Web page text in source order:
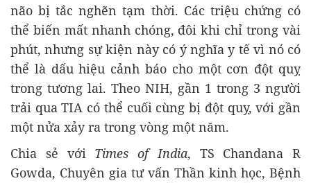
não bị tắc nghẽn tạm thời. Các triệu chứng có
thể biến mất nhanh chóng, đôi khi chỉ trong vài
phút, nhưng sự kiện này có ý nghĩa y tế vì nó có
thể là dấu hiệu cảnh báo cho một cơn đột quỵ
trong tương lai. Theo NIH, gần 1 trong 3 người
trải qua TIA có thể cuối cùng bị đột quỵ, với gần
một nửa xảy ra trong vòng một năm.
Chia sẻ với Times of India, TS Chandana R
Gowda, Chuyên gia tư vấn Thần kinh học, Bệnh